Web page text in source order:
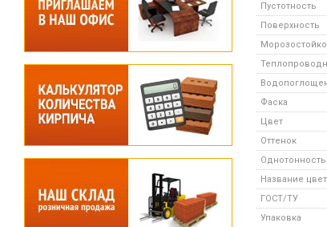
Пустотность
Поверхность
Фаска
Цвет
Оттенок
Однотонность
Название
ГОСТ/ТУ
Упаковка